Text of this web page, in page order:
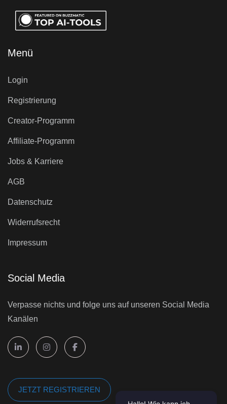
Menü
Login
Registrierung
Creator-Programm
Affiliate-Programm
Jobs & Karriere
AGB
Datenschutz
Widerrufsrecht
Impressum
Social Media
Verpasse nichts und folge uns auf unseren Social Media
Kanälen
JETZT REGISTRIEREN